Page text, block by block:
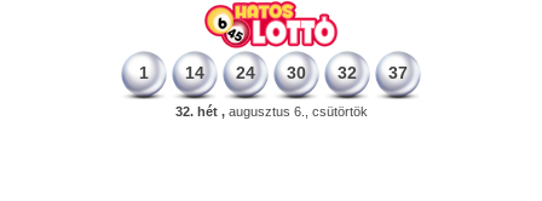
1 14 24 30 32 37
32. hét ,augusztus 6., csütörtök